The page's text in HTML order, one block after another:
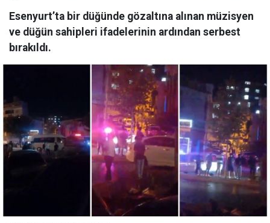
Esenyurt’ta bir düğünde gözaltına alınan müzisyen
ve düğün sahipleri ifadelerinin ardından serbest
bırakıldı.